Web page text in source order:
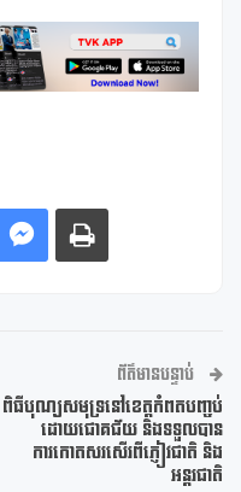
ព័ត៌មានបន្ទាប់
ពិធីបុណ្យសមុទ្រនៅខេត្តកំពតបញ្ចប់
ដោយជោគជ័យ និងទទួលបាន
ការកោតសរសើរពីភ្ញៀវជាតិ និង
អន្តរជាតិ